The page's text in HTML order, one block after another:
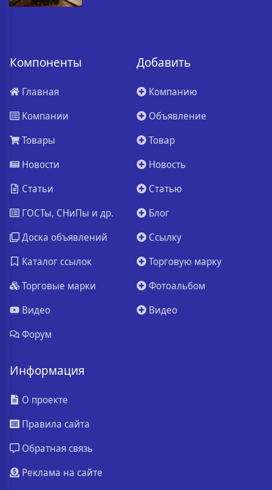
Компоненты
Главная
Компании
Товары
Новости
Статьи
ГОСТы, СНиПы и др.
Доска объявлений
Каталог ссылок
Торговые марки
Видео
Форум
Добавить
Компанию
Объявление
Товар
Новость
Статью
Блог
Ссылку
Торговую марку
Фотоальбом
Видео
Информация
О проекте
Правила сайта
Обратная связь
Реклама на сайте